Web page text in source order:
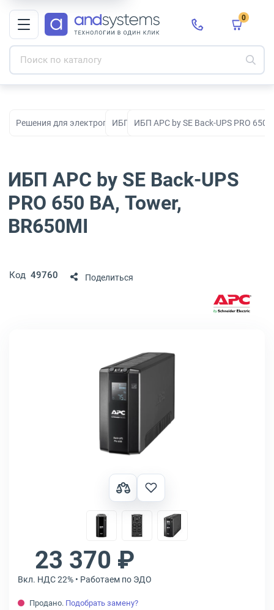
0
Решения для электропитания
ИБП ИБП APC by SE Back-UPS PRO 650
ИБП APC by SE Back-UPS
PRO 650 ВА, Tower,
BR650MI
Код 49760 Поделиться
23 370 ₽
Вкл. НДС 22% • Работаем по ЭДО
Продано. Подобрать замену?